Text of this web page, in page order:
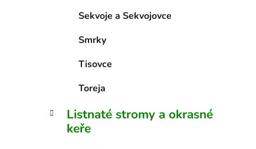
Sekvoje a Sekvojovce
Smrky
Tisovce
Toreja
Listnaté stromy a okrasné
keře